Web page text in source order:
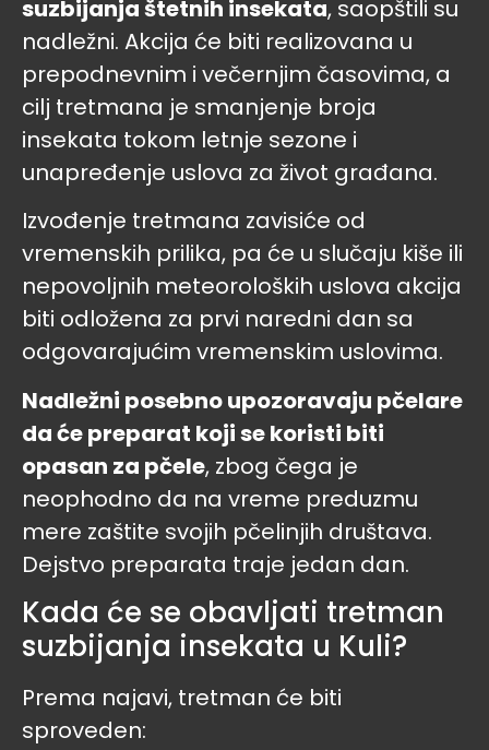
suzbijanja štetnih insekata, saopštili su
nadležni. Akcija će biti realizovana u
prepodnevnim i večernjim časovima, a
cilj tretmana je smanjenje broja
insekata tokom letnje sezone i
unapređenje uslova za život građana.
Izvođenje tretmana zavisiće od
vremenskih prilika, pa će u slučaju kiše ili
nepovoljnih meteoroloških uslova akcija
biti odložena za prvi naredni dan sa
odgovarajućim vremenskim uslovima.
Nadležni posebno upozoravaju pčelare
da će preparat koji se koristi biti
opasan za pčele, zbog čega je
neophodno da na vreme preduzmu
mere zaštite svojih pčelinjih društava.
Dejstvo preparata traje jedan dan.
Kada će se obavljati tretman
suzbijanja insekata u Kuli?
Prema najavi, tretman će biti
sproveden: